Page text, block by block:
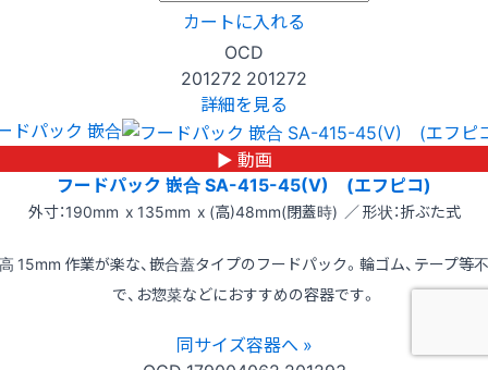
カートに入れる
OCD
201272 201272
詳細を見る
ドパック 嵌合
▶ 動画
フードパック 嵌合 SA-415-45(V) (エフピコ)
外寸：190mm x 135mm x (高)48mm(閉蓋時) ／ 形状：折ぶた式
15mm 作業が楽な、嵌合蓋タイプのフードパック。輪ゴム、テープ等
で、お惣菜などにおすすめの容器です。
同サイズ容器へ »